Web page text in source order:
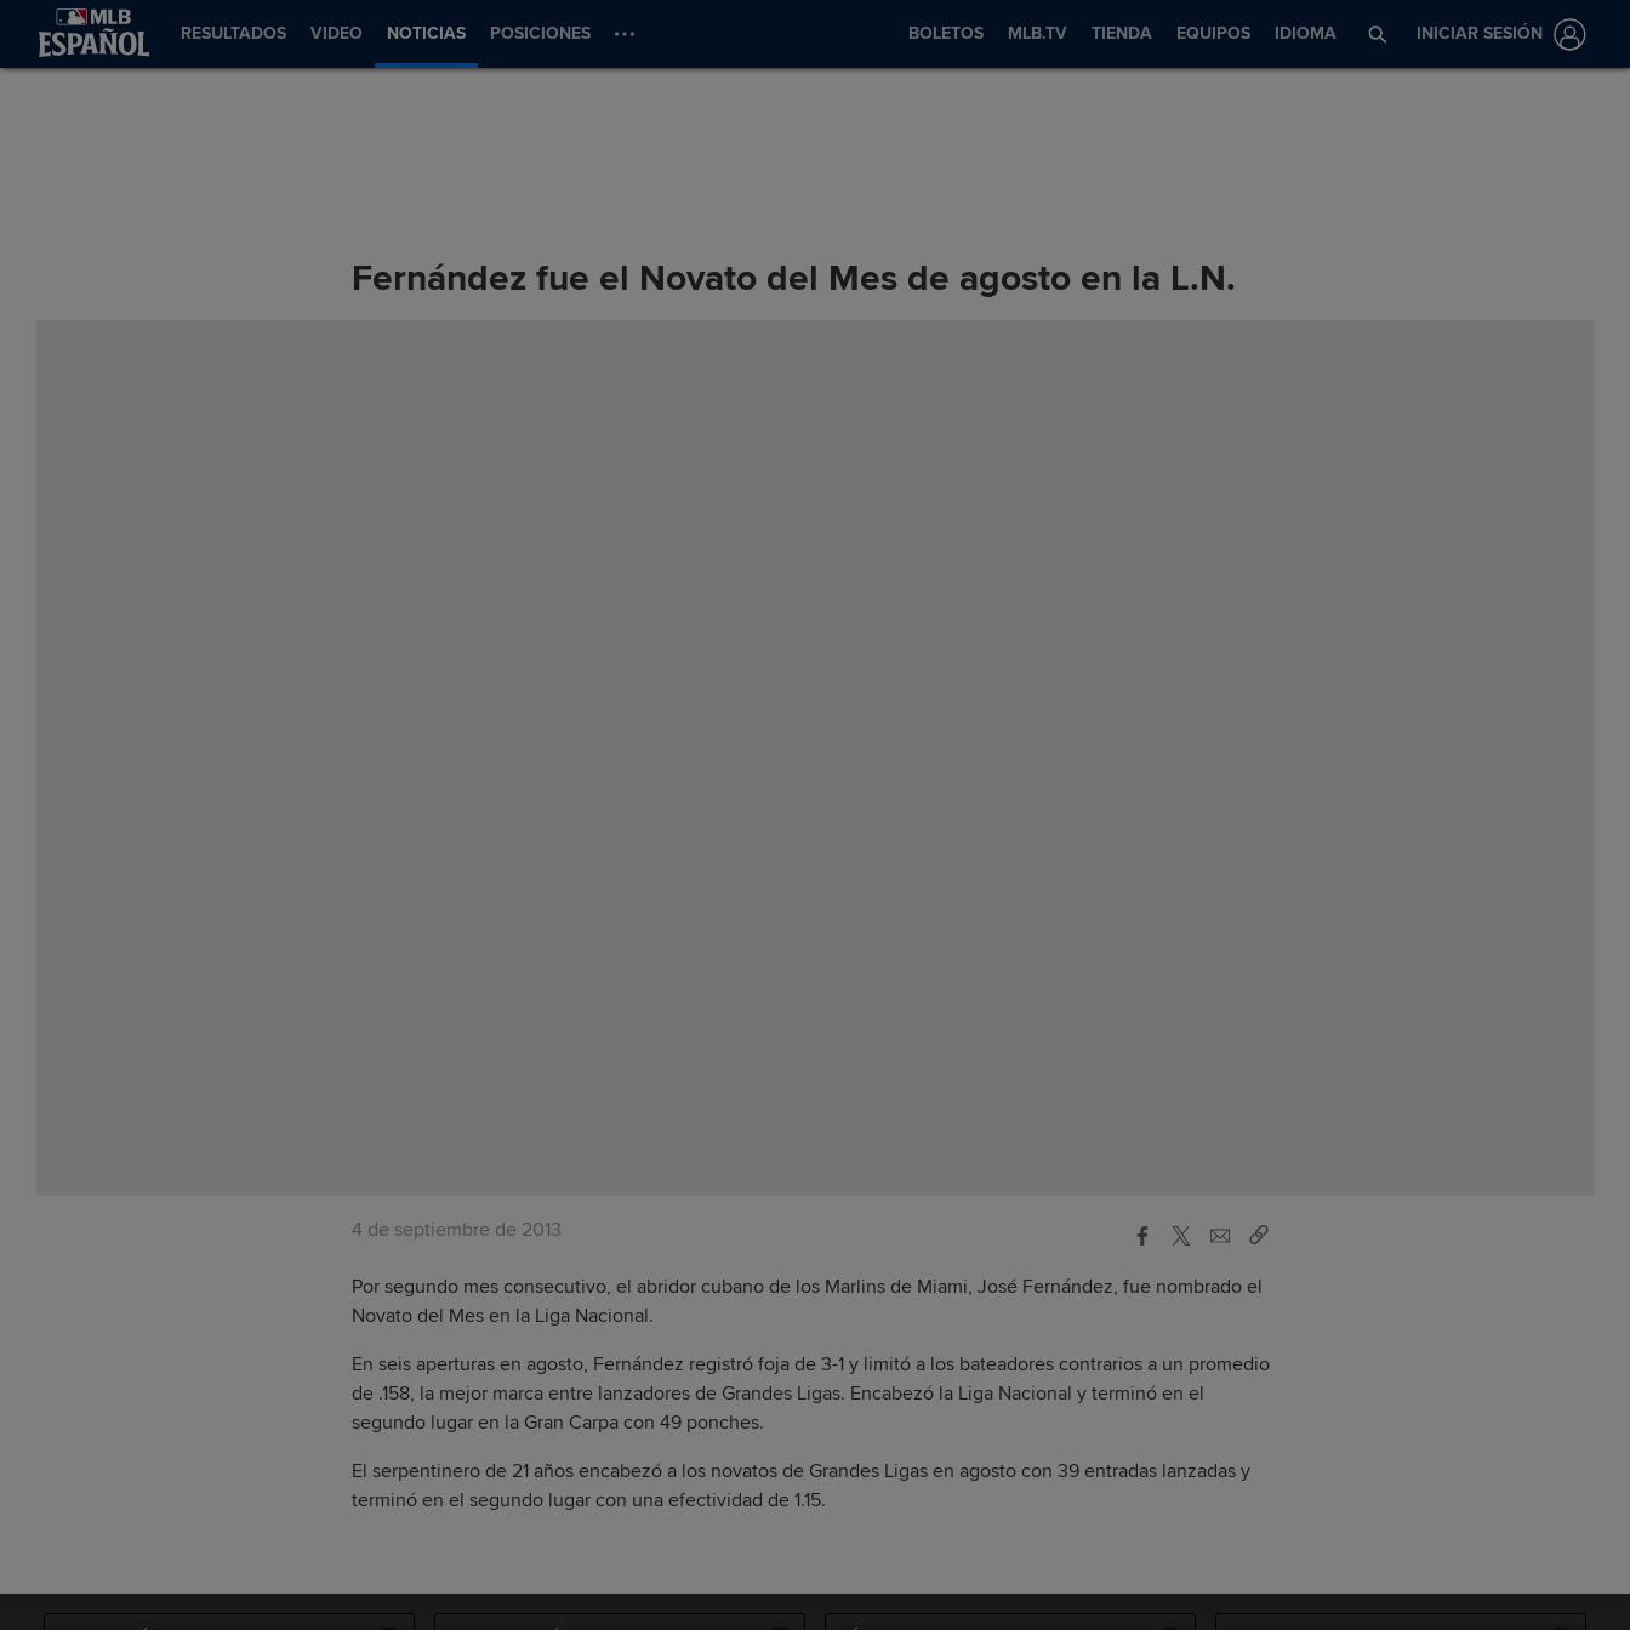
RESULTADOS VIDEO NOTICIAS POSICIONES BOLETOS MLB.TV TIENDA EQUIPOS IDIOMA INICIAR SESIÓN
Fernández fue el Novato del Mes de agosto en la L.N.
4 de septiembre de 2013
Por segundo mes consecutivo, el abridor cubano de los Marlins de Miami, José Fernández, fue nombrado el
Novato del Mes en la Liga Nacional.
En seis aperturas en agosto, Fernández registró foja de 3-1 y limitó a los bateadores contrarios a un promedio
de .158, la mejor marca entre lanzadores de Grandes Ligas. Encabezó la Liga Nacional y terminó en el
segundo lugar en la Gran Carpa con 49 ponches.
El serpentinero de 21 años encabezó a los novatos de Grandes Ligas en agosto con 39 entradas lanzadas y
terminó en el segundo lugar con una efectividad de 1.15.